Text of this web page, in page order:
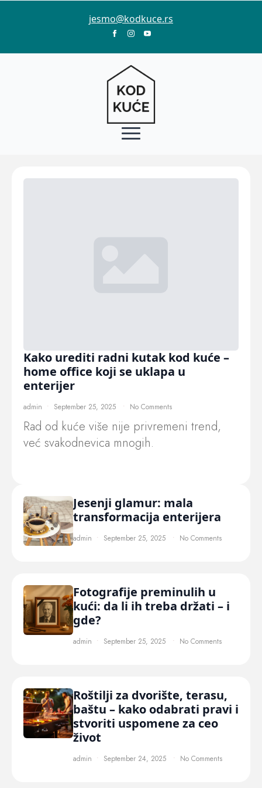
jesmo@kodkuce.rs
Kako urediti radni kutak kod kuće –
home office koji se uklapa u
enterijer
admin September 25, 2025 No Comments
Rad od kuće više nije privremeni trend,
već svakodnevica mnogih.
Jesenji glamur: mala
transformacija enterijera
admin September 25, 2025 No Comments
Fotografije preminulih u
kući: da li ih treba držati – i
gde?
admin September 25, 2025 No Comments
Roštilji za dvorište, terasu,
baštu – kako odabrati pravi i
stvoriti uspomene za ceo
život
admin September 24, 2025 No Comments